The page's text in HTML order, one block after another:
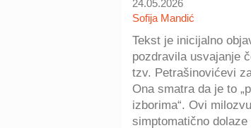
24.05.2026
Sofija Mandić
Tekst je inicijalno
pozdravila usvajanje
tzv. Petrašinovićevi
Ona smatra da je to
izborima“. Ovi
simptomatično